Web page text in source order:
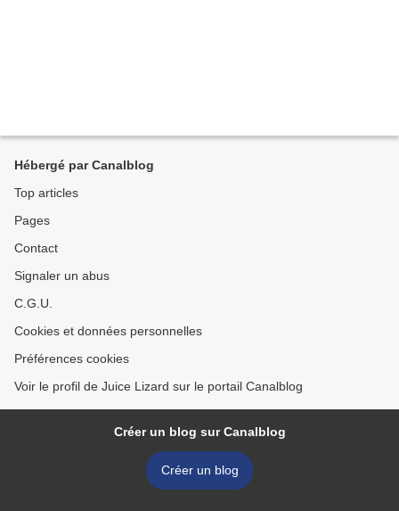
Hébergé par Canalblog
Top articles
Pages
Contact
Signaler un abus
C.G.U.
Cookies et données personnelles
Préférences cookies
Voir le profil de Juice Lizard sur le portail Canalblog
Créer un blog sur Canalblog
Créer un blog